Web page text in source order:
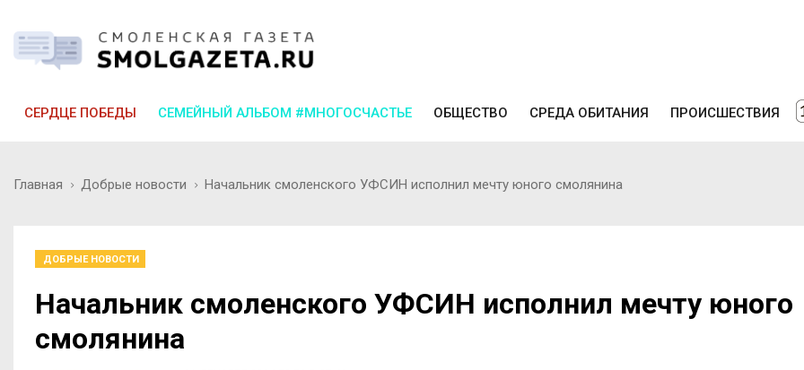
СЕРДЦЕ ПОБЕДЫ СЕМЕЙНЫЙ АЛЬБОМ #МНОГОСЧАСТЬЕ ОБЩЕСТВО СРЕДА ОБИТАНИЯ ПРОИСШЕСТВИЯ
Главная Добрые новости Начальник смоленского УФСИН исполнил мечту юного смолянина
ДОБРЫЕ НОВОСТИ
Начальник смоленского УФСИН исполнил мечту юного
смолянина